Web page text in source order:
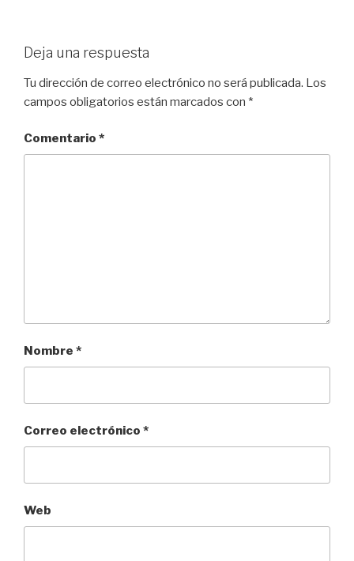
Deja una respuesta
Tu dirección de correo electrónico no será publicada. Los
campos obligatorios están marcados con *
Comentario *
Nombre *
Correo electrónico *
Web